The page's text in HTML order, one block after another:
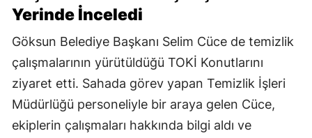
Yerinde İnceledi
Göksun Belediye Başkanı Selim Cüce de temizlik
çalışmalarının yürütüldüğü TOKİ Konutlarını
ziyaret etti. Sahada görev yapan Temizlik İşleri
Müdürlüğü personeliyle bir araya gelen Cüce,
ekiplerin çalışmaları hakkında bilgi aldı ve